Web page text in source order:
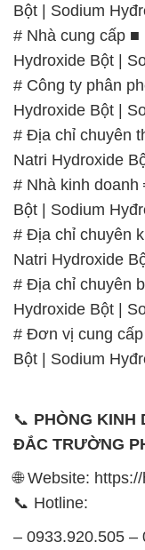
Bột | Sodium
# Nhà cung cấp ■
Hydroxide Bột |
# Công ty phân
Hydroxide Bột |
# Địa chỉ chuyên
Natri Hydroxide
# Nhà kinh
Bột | Sodium
# Địa chỉ chuyên
Natri Hydroxide
# Địa chỉ chuyên
Hydroxide Bột |
# Đơn vị cung
Bột | Sodium
📞 PHÒNG KINH
ĐẮC TRƯỜNG
🌐 Website:
📞 Hotline:
– 0933.920.505 –